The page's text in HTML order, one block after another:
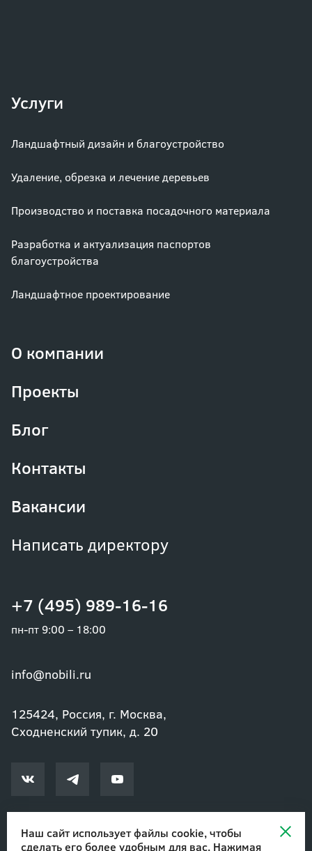
Наш сайт использует файлы cookie, чтобы
сделать его более удобным для вас. Нажимая
+7 (495) 989-16-16
пн-пт 9:00 – 18:00
info@nobili.ru
125424, Россия, г. Москва,
Сходненский тупик, д. 20
Услуги
Ландшафтный дизайн и благоустройство
Удаление, обрезка и лечение деревьев
Производство и поставка посадочного материала
Разработка и актуализация паспортов
благоустройства
Ландшафтное проектирование
О компании
Проекты
Блог
Контакты
Вакансии
Написать директору